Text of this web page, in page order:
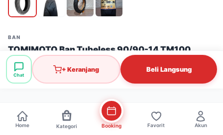
BAN
TOMIMOTO Ban Tubeless 90/90-14 TM100
Stok: 51 pcs
Rp245.000
Chat
+ Keranjang Beli Langsung
Home Kategori Booking Favorit Akun